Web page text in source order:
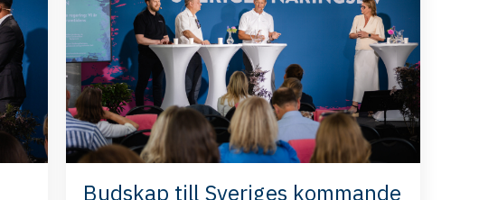
Budskap till Sveriges kommande